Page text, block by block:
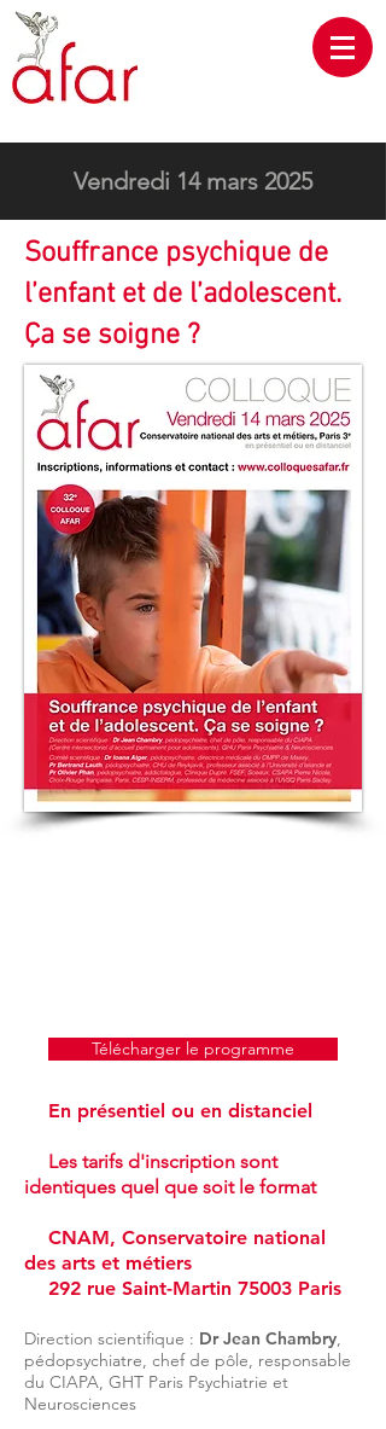
Vendredi 14 mars 2025
Souffrance psychique de
l’enfant et de l’adolescent.
Ça se soigne ?
Télécharger le programme
En présentiel ou en distanciel
Les tarifs d'inscription sont
identiques quel que soit le format
CNAM, Conservatoire national
des arts et métiers
292 rue Saint-Martin 75003 Paris
Direction scientifique : Dr Jean Chambry,
pédopsychiatre, chef de pôle, responsable
du CIAPA, GHT Paris Psychiatrie et
Neurosciences